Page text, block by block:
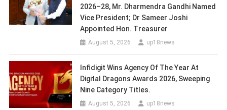
2026–28, Mr. Dharmendra Gandhi Named
Vice President; Dr Sameer Joshi
Appointed Hon. Treasurer
August 5, 2026 up18news
Infidigit Wins Agency Of The Year At
Digital Dragons Awards 2026, Sweeping
Nine Category Titles.
August 5, 2026 up18news